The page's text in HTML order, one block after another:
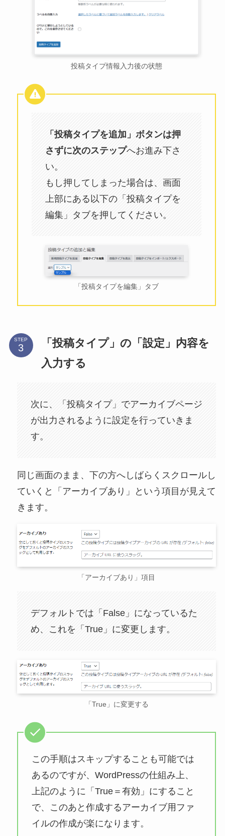
投稿タイプ情報入力後の状態
「投稿タイプを追加」ボタンは押
さずに次のステップへお進み下さ
い。
もし押してしまった場合は、画面
上部にある以下の「投稿タイプを
編集」タブを押してください。
「投稿タイプを編集」タブ
STEP
「投稿タイプ」の「設定」内容を
入力する
次に、「投稿タイプ」でアーカイブページ
が出力されるように設定を行っていきま
す。
同じ画面のまま、下の方へしばらくスクロールし
ていくと「アーカイブあり」という項目が見えて
きます。
「アーカイブあり」項目
デフォルトでは「False」になっているた
め、これを「True」に変更します。
「True」に変更する
この手順はスキップすることも可能では
あるのですが、WordPressの仕組み上、
上記のように「True＝有効」にすること
で、このあと作成するアーカイブ用ファ
イルの作成が楽になります。